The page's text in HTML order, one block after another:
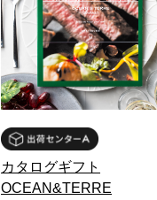
カタログギフト
OCEAN&TERRE